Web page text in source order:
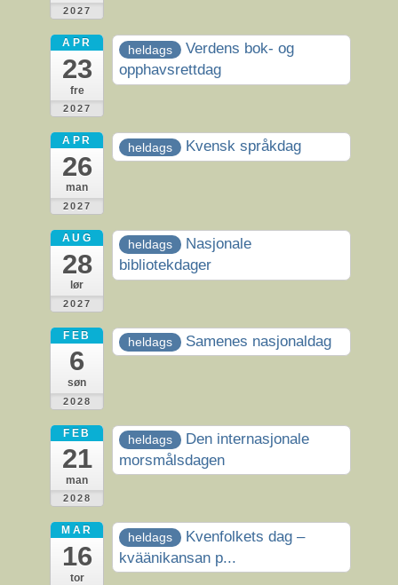
2027
APR
23
fre
2027
heldags
Verdens bok- og
opphavsrettdag
APR
26
man
2027
heldags Kvensk språkdag
AUG
28
lør
2027
heldags
Nasjonale
bibliotekdager
FEB
6
søn
2028
heldags Samenes nasjonaldag
FEB
21
man
2028
heldags
Den internasjonale
morsmålsdagen
MAR
16
tor
heldags
Kvenfolkets dag –
kväänikansan p...